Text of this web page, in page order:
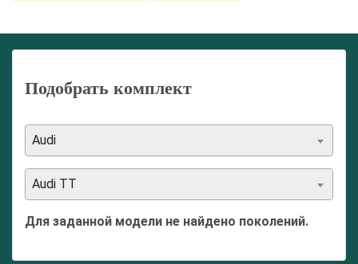
Подобрать комплект
Audi
Audi TT
Для заданной модели не найдено поколений.